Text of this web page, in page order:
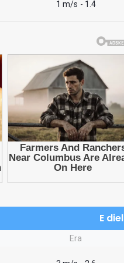
1 m/s - 1.4
E diel
Era